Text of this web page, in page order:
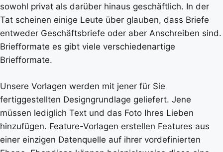
sowohl privat als darüber hinaus geschäftlich. In der
Tat scheinen einige Leute über glauben, dass Briefe
entweder Geschäftsbriefe oder aber Anschreiben sind.
Briefformate es gibt viele verschiedenartige
Briefformate.
Unsere Vorlagen werden mit jener für Sie
fertiggestellten Designgrundlage geliefert. Jene
müssen lediglich Text und das Foto Ihres Lieben
hinzufügen. Feature-Vorlagen erstellen Features aus
einer einzigen Datenquelle auf ihrer vordefinierten